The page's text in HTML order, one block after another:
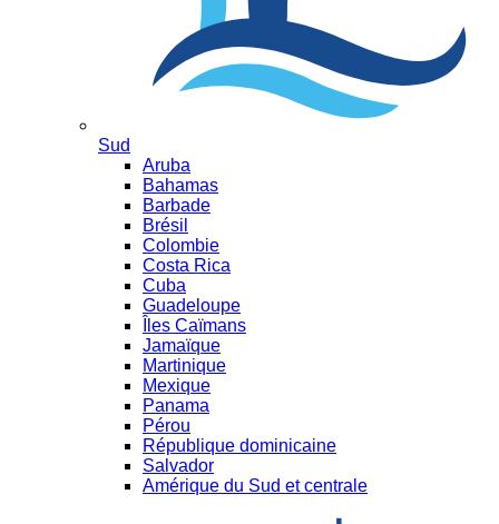
Sud
Aruba
Bahamas
Barbade
Brésil
Colombie
Costa Rica
Cuba
Guadeloupe
Îles Caïmans
Jamaïque
Martinique
Mexique
Panama
Pérou
République dominicaine
Salvador
Amérique du Sud et centrale